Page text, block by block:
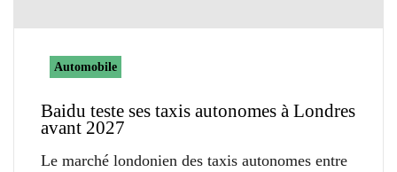
Automobile
Baidu teste ses taxis autonomes à Londres
avant 2027
Le marché londonien des taxis autonomes entre